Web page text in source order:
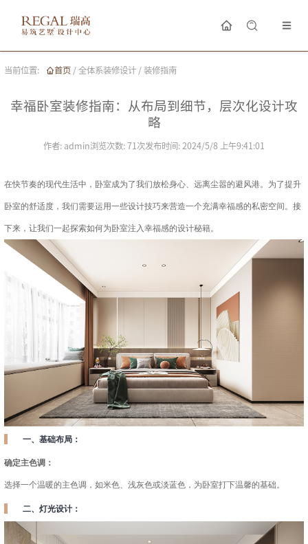
当前位置: 首页 / 全体系装修设计 / 装修指南
幸福卧室装修指南：从布局到细节，层次化设计攻
略
作者: admin浏览次数: 71 次发布时间: 2024/5/8 上午9:41:01
在快节奏的现代生活中，卧室成为了我们放松身心、远离尘嚣的避风港。为了提升
卧室的舒适度，我们需要运用一些设计技巧来营造一个充满幸福感的私密空间。接
下来，让我们一起探索如何为卧室注入幸福感的设计秘籍。
一、基础布局：
确定主色调：
选择一个温暖的主色调，如米色、浅灰色或淡蓝色，为卧室打下温馨的基础。
二、灯光设计：